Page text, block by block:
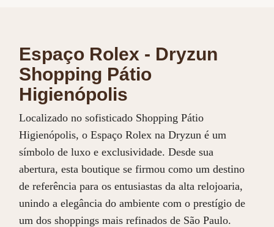
Espaço Rolex - Dryzun
Shopping Pátio
Higienópolis
Localizado no sofisticado Shopping Pátio
Higienópolis, o Espaço Rolex na Dryzun é um
símbolo de luxo e exclusividade. Desde sua
abertura, esta boutique se firmou como um destino
de referência para os entusiastas da alta relojoaria,
unindo a elegância do ambiente com o prestígio de
um dos shoppings mais refinados de São Paulo.